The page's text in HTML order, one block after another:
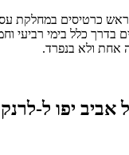
במחלקת עסקים. אם
אחת ולא בנפרד.
אביב יפו ל-